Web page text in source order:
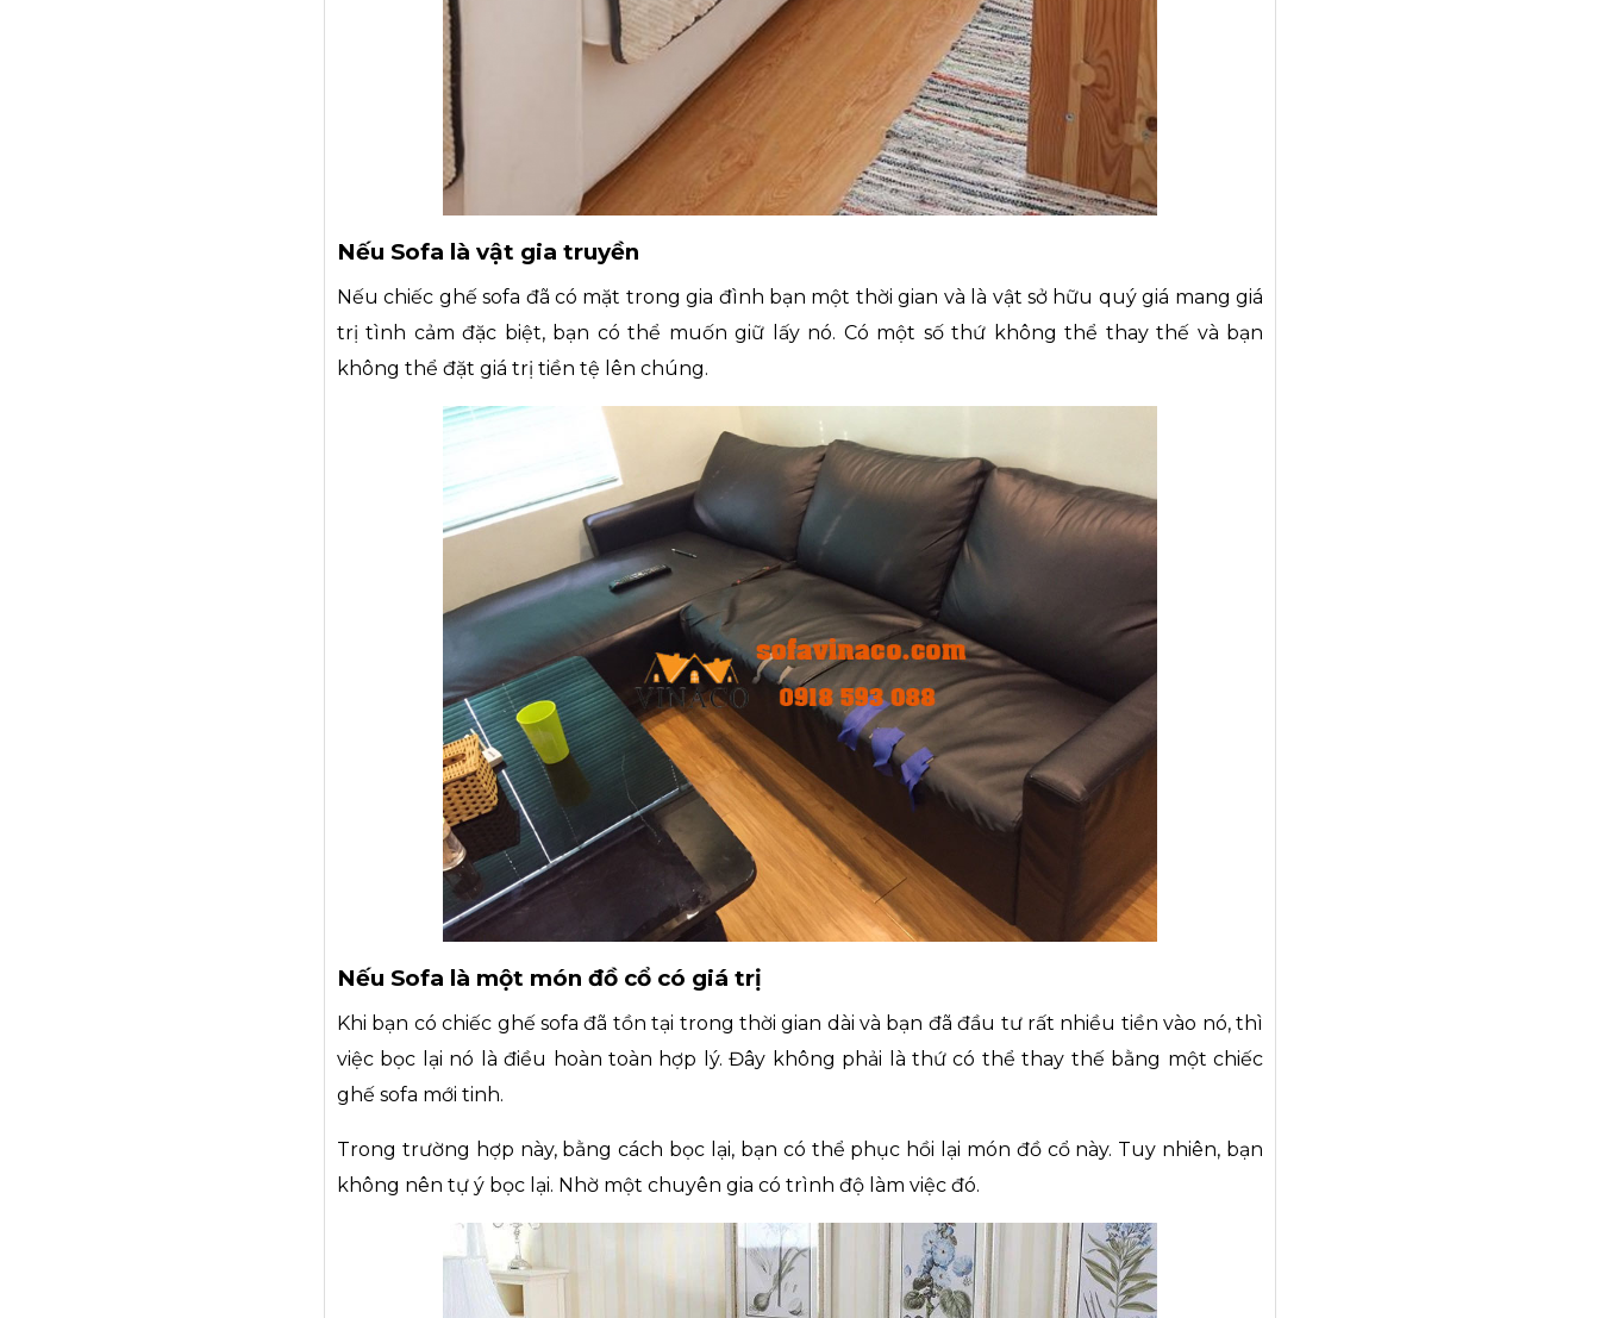
Nếu Sofa là vật gia truyền
Nếu chiếc ghế sofa đã có mặt trong gia đình bạn một thời gian và là vật sở hữu quý giá mang giá
trị tình cảm đặc biệt, bạn có thể muốn giữ lấy nó. Có một số thứ không thể thay thế và bạn
không thể đặt giá trị tiền tệ lên chúng.
Nếu Sofa là một món đồ cổ có giá trị
Khi bạn có chiếc ghế sofa đã tồn tại trong thời gian dài và bạn đã đầu tư rất nhiều tiền vào nó, thì
việc bọc lại nó là điều hoàn toàn hợp lý. Đây không phải là thứ có thể thay thế bằng một chiếc
ghế sofa mới tinh.
Trong trường hợp này, bằng cách bọc lại, bạn có thể phục hồi lại món đồ cổ này. Tuy nhiên, bạn
không nên tự ý bọc lại. Nhờ một chuyên gia có trình độ làm việc đó.